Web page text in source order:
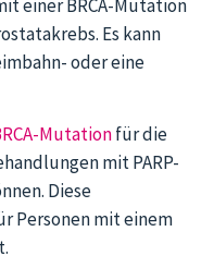
einer BRCA-Mutation
Es kann
oder eine
Mutationfür die
mit PARP-
Diese
Personen mit einem